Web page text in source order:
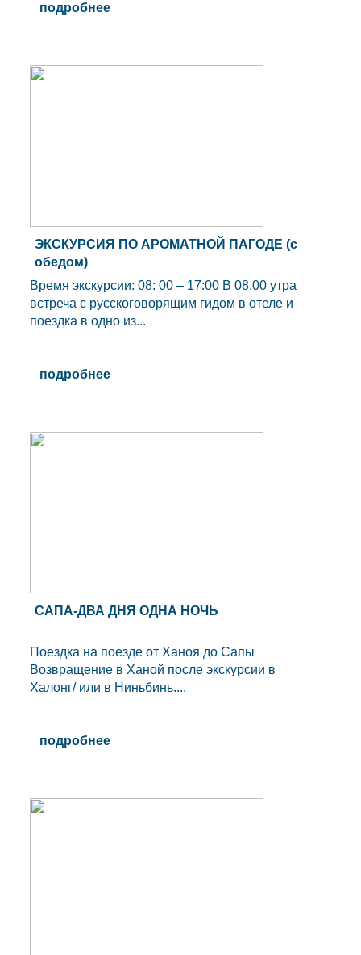
подробнее
ЭКСКУРСИЯ ПО АРОМАТНОЙ ПАГОДЕ (с
обедом)
Время экскурсии: 08: 00 – 17:00 B 08.00 утра
встреча с русскоговорящим гидом в отеле и
поездка в одно из...
подробнее
САПА-ДВА ДНЯ ОДНА НОЧЬ
Поездка на поезде от Ханоя до Сапы
Возвращение в Ханой после экскурсии в
Халонг/ или в Ниньбинь....
подробнее